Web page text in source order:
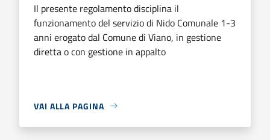
Il presente regolamento disciplina il
funzionamento del servizio di Nido Comunale 1-3
anni erogato dal Comune di Viano, in gestione
diretta o con gestione in appalto
VAI ALLA PAGINA